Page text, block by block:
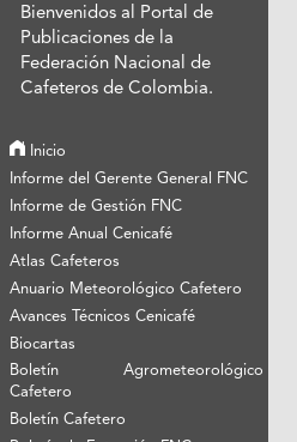
Bienvenidos al Portal de
Publicaciones de la
Federación Nacional de
Cafeteros de Colombia.
Inicio
Informe del Gerente General FNC
Informe de Gestión FNC
Informe Anual Cenicafé
Atlas Cafeteros
Anuario Meteorológico Cafetero
Avances Técnicos Cenicafé
Biocartas
Boletín Agrometeorológico
Cafetero
Boletín Cafetero